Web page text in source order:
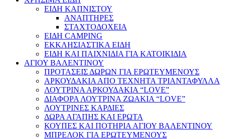
ΕΙΔΗ ΚΑΠΝΙΣΤΟΥ
ΑΝΑΠΤΗΡΕΣ
ΣΤΑΧΤΟΔΟΧΕΙΑ
ΕΙΔΗ CAMPING
ΕΚΚΛΗΣΙΑΣΤΙΚΑ ΕΙΔΗ
ΕΙΔΗ ΚΑΙ ΠΑΙΧΝΙΔΙΑ ΓΙΑ ΚΑΤΟΙΚΙΔΙΑ
ΑΓΙΟΥ ΒΑΛΕΝΤΙΝΟΥ
ΠΡΟΤΑΣΕΙΣ ΔΩΡΩΝ ΓΙΑ ΕΡΩΤΕΥΜΕΝΟΥΣ
ΑΡΚΟΥΔΑΚΙΑ ΑΠΟ ΤΕΧΝΗΤΑ ΤΡΙΑΝΤΑΦΥΛΛΑ
ΛΟΥΤΡΙΝΑ ΑΡΚΟΥΔΑΚΙΑ “LOVE”
ΔΙΑΦΟΡΑ ΛΟΥΤΡΙΝΑ ΖΩΑΚΙΑ “LOVE”
ΛΟΥΤΡΙΝΕΣ ΚΑΡΔΙΕΣ
ΔΩΡΑ ΑΓΑΠΗΣ ΚΑΙ ΕΡΩΤΑ
ΚΟΥΠΕΣ ΚΑΙ ΠΟΤΗΡΙΑ ΑΓΙΟΥ ΒΑΛΕΝΤΙΝΟΥ
ΜΠΡΕΛΟΚ ΓΙΑ ΕΡΩΤΕΥΜΕΝΟΥΣ